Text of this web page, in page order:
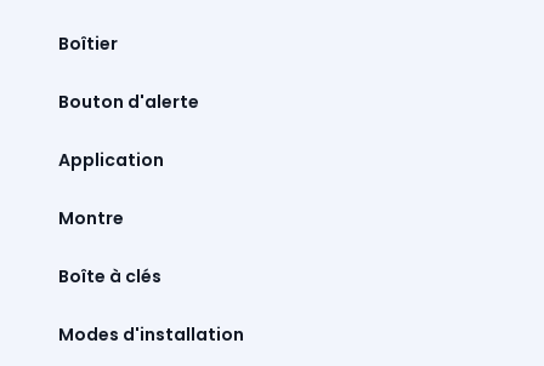
Boîtier
Bouton d'alerte
Montre
Boîte à clés
Modes d'installation